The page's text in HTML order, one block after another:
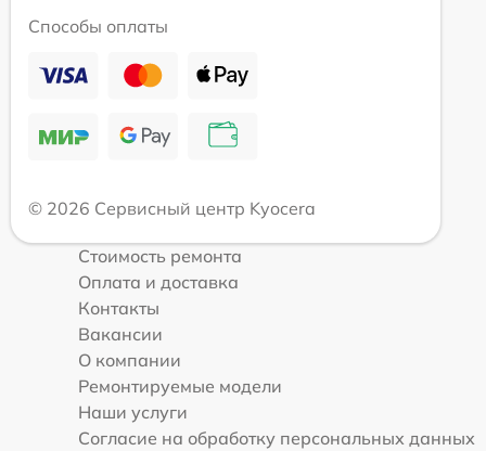
Способы оплаты
© 2026 Сервисный центр Kyocera
Стоимость ремонта
Оплата и доставка
Контакты
Вакансии
О компании
Ремонтируемые модели
Наши услуги
Согласие на обработку персональных данных